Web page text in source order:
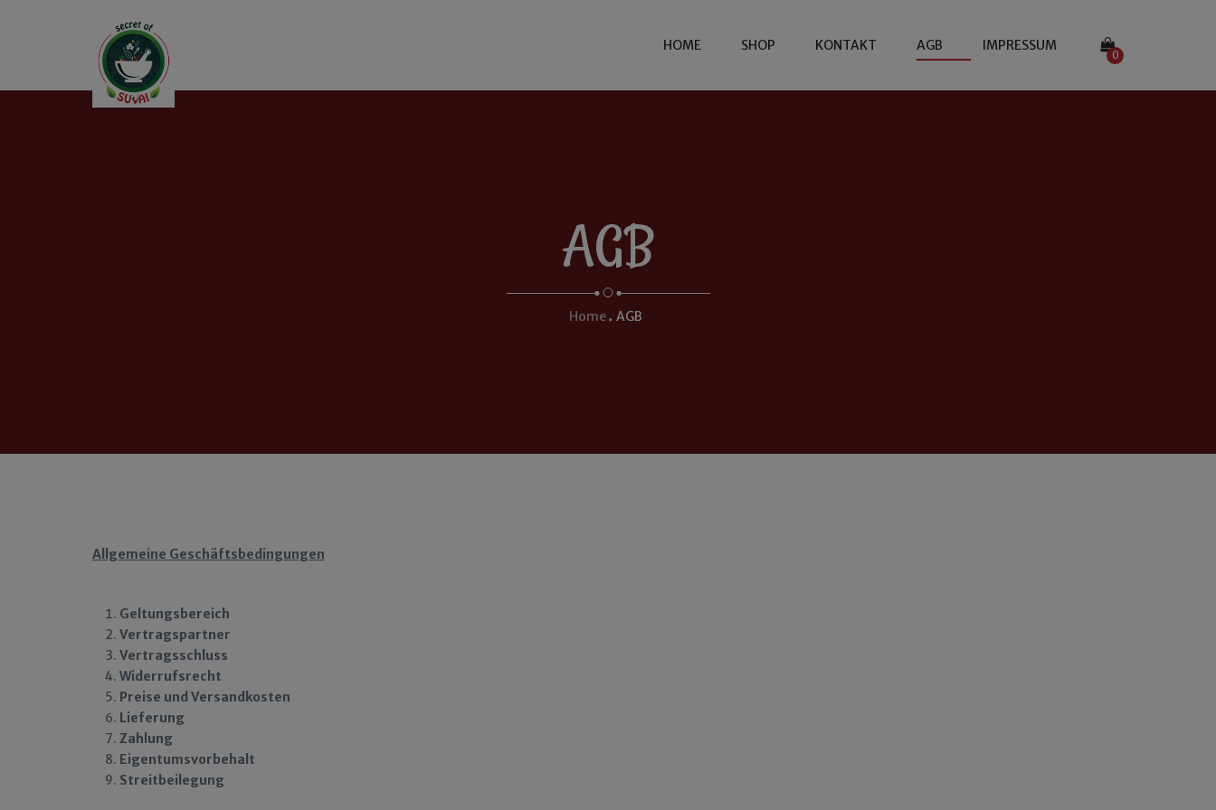
0
HOME SHOP KONTAKT AGB IMPRESSUM
AGB
Home AGB
Allgemeine Geschäftsbedingungen
Geltungsbereich
Vertragspartner
Vertragsschluss
Widerrufsrecht
Preise und Versandkosten
Lieferung
Zahlung
Eigentumsvorbehalt
Streitbeilegung